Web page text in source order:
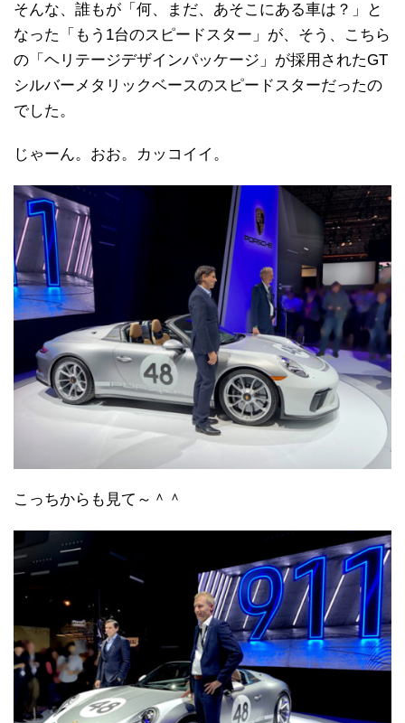
そんな、誰もが「何、まだ、あそこにある車は？」と
なった「もう1台のスピードスター」が、そう、こちら
の「ヘリテージデザインパッケージ」が採用されたGT
シルバーメタリックベースのスピードスターだったの
でした。
じゃーん。おお。カッコイイ。
こっちからも見て～＾＾